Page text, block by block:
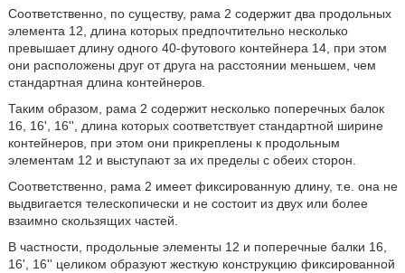
Соответственно, по существу, рама 2 содержит два продольных
элемента 12, длина которых предпочтительно несколько
превышает длину одного 40-футового контейнера 14, при этом
они расположены друг от друга на расстоянии меньшем, чем
стандартная длина контейнеров.
Таким образом, рама 2 содержит несколько поперечных балок
16, 16', 16'', длина которых соответствует стандартной ширине
контейнеров, при этом они прикреплены к продольным
элементам 12 и выступают за их пределы с обеих сторон.
Соответственно, рама 2 имеет фиксированную длину, т.е. она не
выдвигается телескопически и не состоит из двух или более
взаимно скользящих частей.
В частности, продольные элементы 12 и поперечные балки 16,
16', 16'' целиком образуют жесткую конструкцию фиксированной